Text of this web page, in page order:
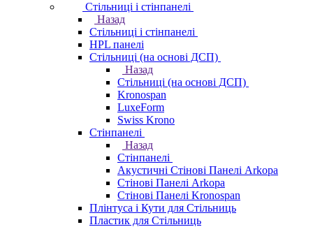
Стільниці і стінпанелі
Назад
Стільниці і стінпанелі
HPL панелі
Стільниці (на основі ДСП)
Назад
Стільниці (на основі ДСП)
Kronospan
LuxeForm
Swiss Krono
Стінпанелі
Назад
Стінпанелі
Акустичні Стінові Панелі Аrkopa
Стінові Панелі Arkopa
Стінові Панелі Kronospan
Плінтуса і Кути для Стільниць
Пластик для Стільниць